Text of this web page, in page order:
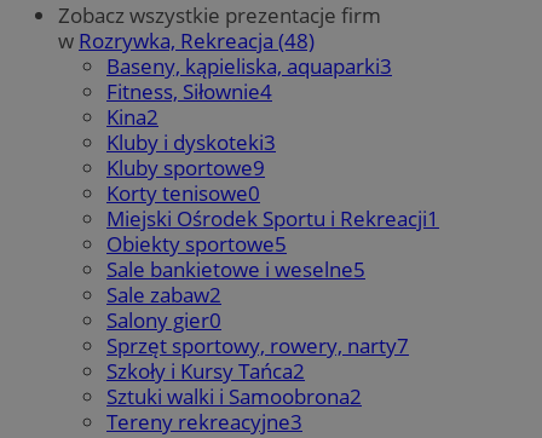
Zobacz wszystkie prezentacje firm
w Rozrywka, Rekreacja (48)
Baseny, kąpieliska, aquaparki3
Fitness, Siłownie4
Kina2
Kluby i dyskoteki3
Kluby sportowe9
Korty tenisowe0
Miejski Ośrodek Sportu i Rekreacji1
Obiekty sportowe5
Sale bankietowe i weselne5
Sale zabaw2
Salony gier0
Sprzęt sportowy, rowery, narty7
Szkoły i Kursy Tańca2
Sztuki walki i Samoobrona2
Tereny rekreacyjne3